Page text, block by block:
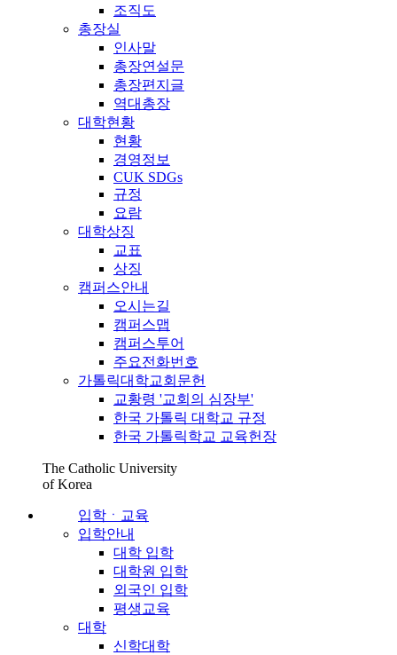
조직도
총장실
인사말
총장연설문
총장편지글
역대총장
대학현황
현황
경영정보
CUK SDGs
규정
요람
대학상징
교표
상징
캠퍼스안내
오시는길
캠퍼스맵
캠퍼스투어
주요전화번호
가톨릭대학교회문헌
교황령 '교회의 심장부'
한국 가톨릭 대학교 규정
한국 가톨릭학교 교육헌장
The Catholic University
of Korea
입학ㆍ교육
입학안내
대학 입학
대학원 입학
외국인 입학
평생교육
대학
신학대학